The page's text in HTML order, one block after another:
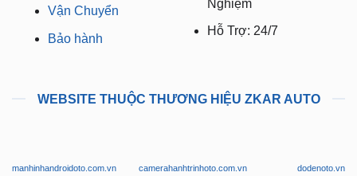
Vận Chuyển
Bảo hành
Nghiệm
Hỗ Trợ: 24/7
WEBSITE THUỘC THƯƠNG HIỆU ZKAR AUTO
manhinhandroidoto.com.vn camerahanhtrinhoto.com.vn dodenoto.vn